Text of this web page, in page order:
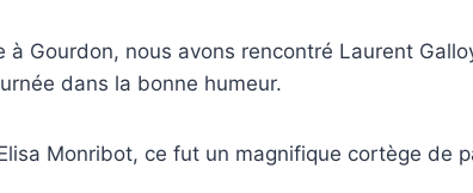
Gourdon, nous avons rencontré Laurent
dans la bonne humeur.
Monribot, ce fut un magnifique cortège de